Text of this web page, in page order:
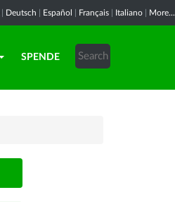
Deutsch Español Français Italiano More...
SPENDE